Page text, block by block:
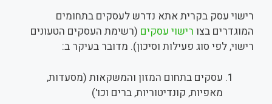
רישוי עסק בקרית אתא נדרש לעסקים בתחומים
המוגדרים בצו רישוי עסקים (רשימת העסקים הטעונים
רישוי, לפי סוג פעילות וסיכון). מדובר בעיקר ב:
עסקים בתחום המזון והמשקאות (מסעדות,
מאפיות, קונדיטוריות, ברים וכו')